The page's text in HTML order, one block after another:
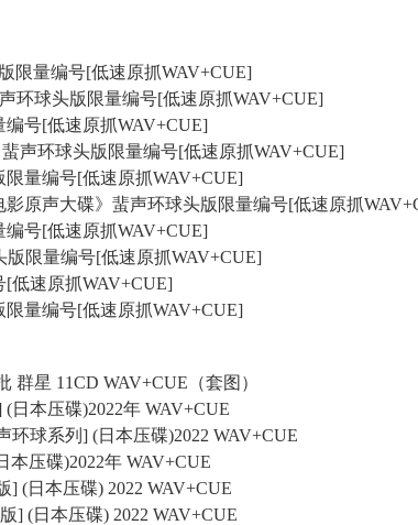
限量编号[低速原抓WAV+CUE]
环球头版限量编号[低速原抓WAV+CUE]
编号[低速原抓WAV+CUE]
声环球头版限量编号[低速原抓WAV+CUE]
限量编号[低速原抓WAV+CUE]
影原声大碟》蜚声环球头版限量编号[低速原抓
编号[低速原抓WAV+CUE]
版限量编号[低速原抓WAV+CUE]
[低速原抓WAV+CUE]
限量编号[低速原抓WAV+CUE]
群星 11CD WAV+CUE（套图）
日本压碟)2022年 WAV+CUE
环球系列] (日本压碟)2022 WAV+CUE
本压碟)2022年 WAV+CUE
] (日本压碟) 2022 WAV+CUE
] (日本压碟) 2022 WAV+CUE